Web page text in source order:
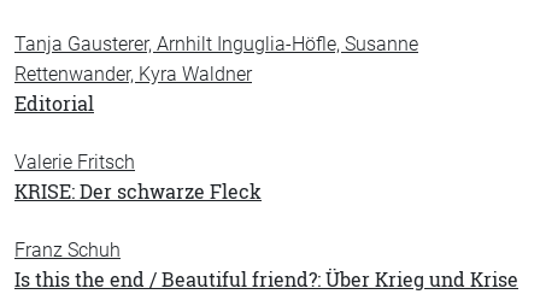
Tanja Gausterer, Arnhilt Inguglia-Höfle, Susanne
Rettenwander, Kyra Waldner
Editorial
Valerie Fritsch
KRISE: Der schwarze Fleck
Franz Schuh
Is this the end / Beautiful friend?: Über Krieg und Krise